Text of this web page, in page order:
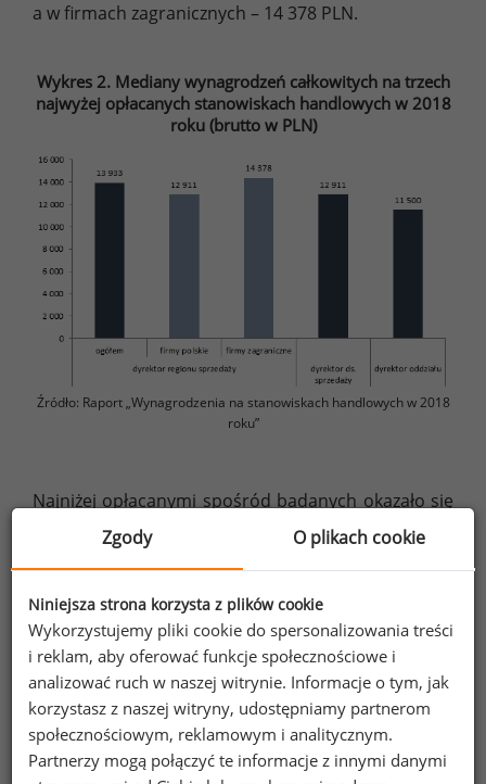
a w firmach zagranicznych – 14 378 PLN.
Wykres 2. Mediany wynagrodzeń całkowitych na trzech
najwyżej opłacanych stanowiskach handlowych w 2018
roku (brutto w PLN)
Źródło: Raport „Wynagrodzenia na stanowiskach handlowych w 2018
roku”
Najniżej opłacanymi spośród badanych okazało się
stanowisko kasjera (2 612 PLN brutto), sprzedawcy
(2 700 PLN brutto) oraz pracownika
Jednak bardziej szczegółowe dane uwidoczniły
dysproporcje w wynagrodzeniach. Mediana
wynagrodzeń osób zatrudnionych na stanowisku
sprzedawcy w Warszawie wyniosła w 2018 roku
nieco ponad 3 000 PLN, a w Lublinie – 2 444 PLN
brutto.
Zgody O plikach cookie
Niniejsza strona korzysta z plików cookie
Wykorzystujemy pliki cookie do spersonalizowania treści
i reklam, aby oferować funkcje społecznościowe i
analizować ruch w naszej witrynie. Informacje o tym, jak
korzystasz z naszej witryny, udostępniamy partnerom
społecznościowym, reklamowym i analitycznym.
Partnerzy mogą połączyć te informacje z innymi danymi